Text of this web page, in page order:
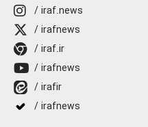
/ iraf.news
/ irafnews
/ iraf.ir
/ irafnews
/ irafir
/ irafnews